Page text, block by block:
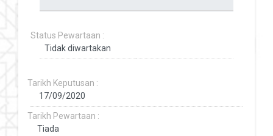
Status Pewartaan :
Tarikh Keputusan :
Tarikh Pewartaan :